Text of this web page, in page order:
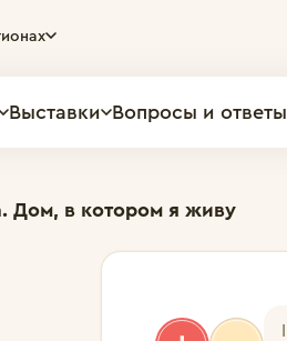
Выставки Вопросы и ответы
Дом, в котором я живу